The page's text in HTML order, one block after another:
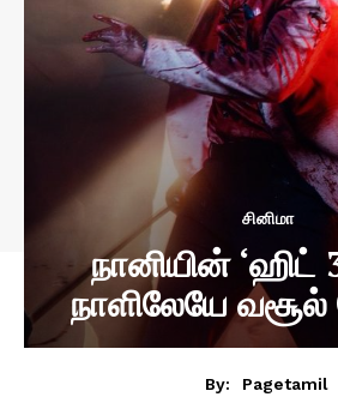
சினிமா
நானியின் ‘ஹிட்
நாளிலேயே
By:
Pagetamil